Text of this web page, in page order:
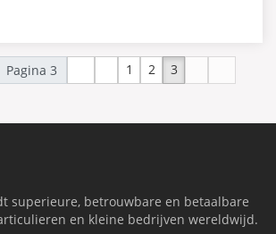
1 2 3
superieure, betrouwbare en betaalbare
en kleine bedrijven wereldwijd.